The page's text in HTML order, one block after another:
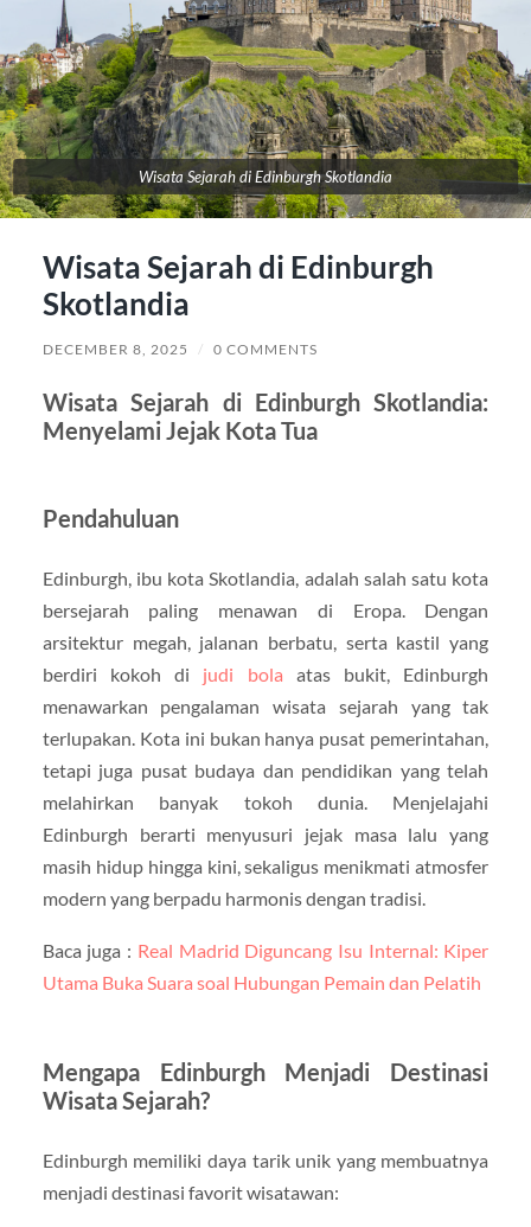
Wisata Sejarah di Edinburgh Skotlandia
Wisata Sejarah di Edinburgh
Skotlandia
DECEMBER 8, 2025 / 0 COMMENTS
Wisata Sejarah di Edinburgh Skotlandia:
Menyelami Jejak Kota Tua
Pendahuluan
Edinburgh, ibu kota Skotlandia, adalah salah satu kota
bersejarah paling menawan di Eropa. Dengan
arsitektur megah, jalanan berbatu, serta kastil yang
berdiri kokoh di judi bola atas bukit, Edinburgh
menawarkan pengalaman wisata sejarah yang tak
terlupakan. Kota ini bukan hanya pusat pemerintahan,
tetapi juga pusat budaya dan pendidikan yang telah
melahirkan banyak tokoh dunia. Menjelajahi
Edinburgh berarti menyusuri jejak masa lalu yang
masih hidup hingga kini, sekaligus menikmati atmosfer
modern yang berpadu harmonis dengan tradisi.
Baca juga : Real Madrid Diguncang Isu Internal: Kiper
Utama Buka Suara soal Hubungan Pemain dan Pelatih
Mengapa Edinburgh Menjadi Destinasi
Wisata Sejarah?
Edinburgh memiliki daya tarik unik yang membuatnya
menjadi destinasi favorit wisatawan: